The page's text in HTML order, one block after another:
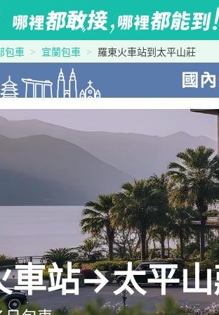
包車 宜蘭包車 羅東火車站到太平山莊
車站→太平